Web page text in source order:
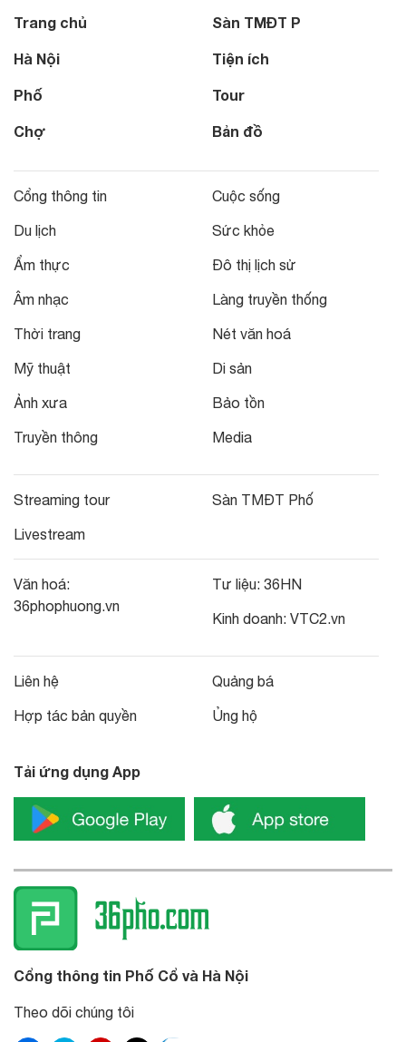
Trang chủ
Hà Nội
Phố
Chợ
Sàn TMĐT P
Tiện ích
Tour
Bản đồ
Cổng thông tin
Du lịch
Ẩm thực
Âm nhạc
Thời trang
Mỹ thuật
Ảnh xưa
Truyền thông
Cuộc sống
Sức khỏe
Đô thị lịch sử
Làng truyền thống
Nét văn hoá
Di sản
Bảo tồn
Media
Streaming tour
Livestream
Sàn TMĐT Phố
Văn hoá:
36phophuong.vn
Tư liệu: 36HN
Kinh doanh: VTC2.vn
Liên hệ
Hợp tác bản quyền
Quảng bá
Ủng hộ
Tải ứng dụng App
Cổng thông tin Phố Cổ và Hà Nội
Theo dõi chúng tôi